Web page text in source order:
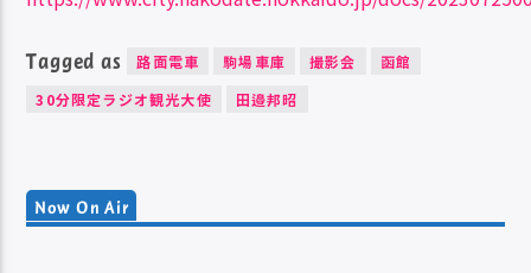
Tagged as 路面電車 駒場車庫 撮影会
函館
30分限定ラジオ観光大使
田邉邦昭
Now On Air